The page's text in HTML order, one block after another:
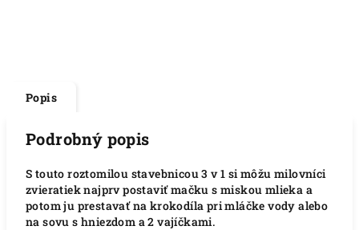
Popis
Podrobný popis
S touto roztomilou stavebnicou 3 v 1 si môžu milovníci
zvieratiek najprv postaviť mačku s miskou mlieka a
potom ju prestavať na krokodíla pri mláčke vody alebo
na sovu s hniezdom a 2 vajíčkami.